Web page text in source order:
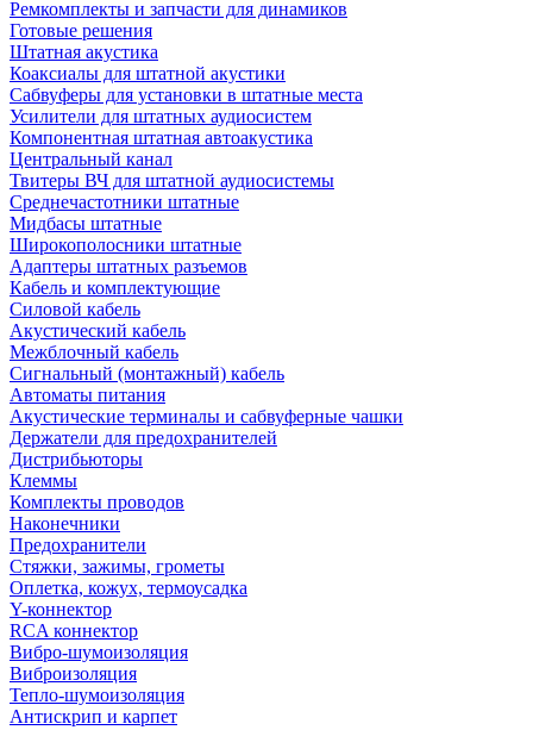
Ремкомплекты и запчасти для динамиков
Готовые решения
Штатная акустика
Коаксиалы для штатной акустики
Сабвуферы для установки в штатные места
Усилители для штатных аудиосистем
Компонентная штатная автоакустика
Центральный канал
Твитеры ВЧ для штатной аудиосистемы
Среднечастотники штатные
Мидбасы штатные
Широкополосники штатные
Адаптеры штатных разъемов
Кабель и комплектующие
Силовой кабель
Акустический кабель
Межблочный кабель
Сигнальный (монтажный) кабель
Автоматы питания
Акустические терминалы и сабвуферные чашки
Держатели для предохранителей
Дистрибьюторы
Клеммы
Комплекты проводов
Наконечники
Предохранители
Стяжки, зажимы, грометы
Оплетка, кожух, термоусадка
Y-коннектор
RCA коннектор
Вибро-шумоизоляция
Виброизоляция
Тепло-шумоизоляция
Антискрип и карпет